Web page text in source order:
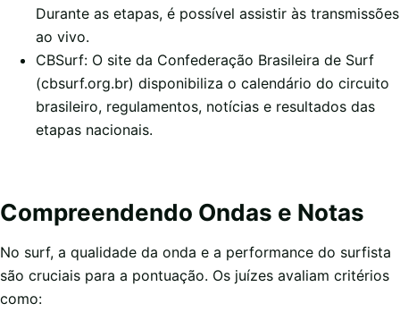
Durante as etapas, é possível assistir às transmissões
ao vivo.
CBSurf: O site da Confederação Brasileira de Surf
(cbsurf.org.br) disponibiliza o calendário do circuito
brasileiro, regulamentos, notícias e resultados das
etapas nacionais.
Compreendendo Ondas e Notas
No surf, a qualidade da onda e a performance do surfista
são cruciais para a pontuação. Os juízes avaliam critérios
como: